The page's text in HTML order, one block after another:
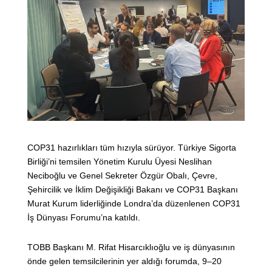
COP31 hazırlıkları tüm hızıyla sürüyor. Türkiye Sigorta
Birliği’ni temsilen Yönetim Kurulu Üyesi Neslihan
Neciboğlu ve Genel Sekreter Özgür Obalı, Çevre,
Şehircilik ve İklim Değişikliği Bakanı ve COP31 Başkanı
Murat Kurum liderliğinde Londra’da düzenlenen COP31
İş Dünyası Forumu’na katıldı.
TOBB Başkanı M. Rifat Hisarcıklıoğlu ve iş dünyasının
önde gelen temsilcilerinin yer aldığı forumda, 9–20